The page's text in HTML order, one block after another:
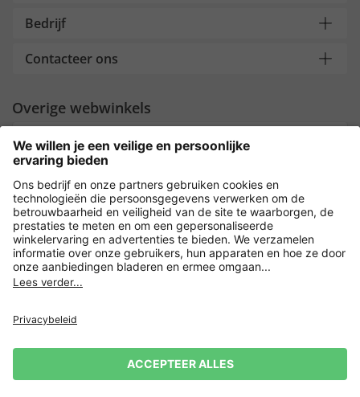
Bedrijf
Contacteer ons
Overige webwinkels
Nederland
Payment and Delivery
Versleuteling met
Verkoopvoorwaarden
Leveringsvoorwaarden
Herroepingsrecht
Impressum